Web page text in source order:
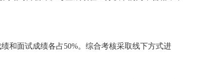
和面试成绩各占50%。综合考核采取线下方式进